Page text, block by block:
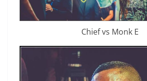
Chief vs Monk E